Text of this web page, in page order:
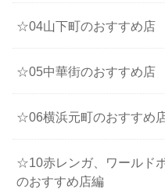
☆04山下町のおすすめ店
☆05中華街のおすすめ店
☆06横浜元町のおすすめ
☆10赤レンガ、ワールド
のおすすめ店編